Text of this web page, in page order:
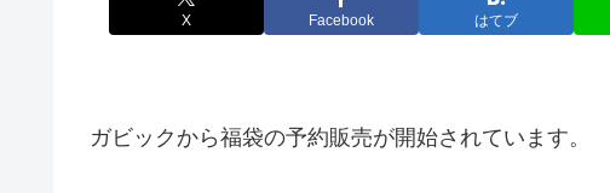
X Facebook はてブ
ガビックから福袋の予約販売が開始されています。